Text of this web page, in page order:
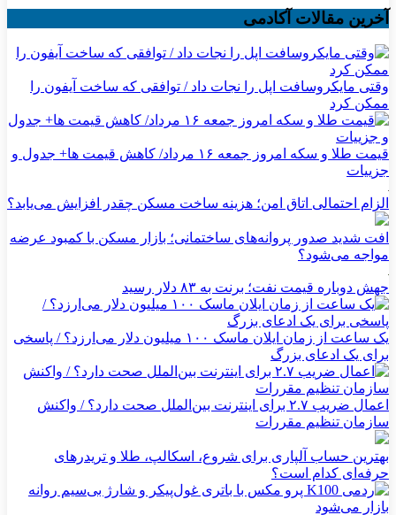
آخرین مقالات آکادمی
وقتی مایکروسافت اپل را نجات داد / توافقی که ساخت آیفون را
ممکن کرد
قیمت طلا و سکه امروز جمعه ۱۶ مرداد/ کاهش قیمت ها+ جدول و
جزییات
الزام احتمالی اتاق امن؛ هزینه ساخت مسکن چقدر افزایش می‌یابد؟
افت شدید صدور پروانه‌های ساختمانی؛ بازار مسکن با کمبود عرضه
مواجه می‌شود؟
جهش دوباره قیمت نفت؛ برنت به ۸۳ دلار رسید
یک ساعت از زمان ایلان ماسک ۱۰۰ میلیون دلار می‌ارزد؟ / پاسخی
برای یک ادعای بزرگ
اعمال ضریب ۲.۷ برای اینترنت بین‌الملل صحت دارد؟ / واکنش
سازمان تنظیم مقررات
بهترین حساب آلپاری برای شروع، اسکالپ، طلا و تریدرهای
حرفه‌ای کدام است؟